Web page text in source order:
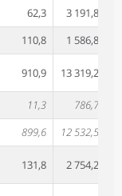
62,3
3 191,8
110,8
1 586,8
910,9 13 319,2
11,3
786,7
899,6
12 532,5
131,8 2 754,2